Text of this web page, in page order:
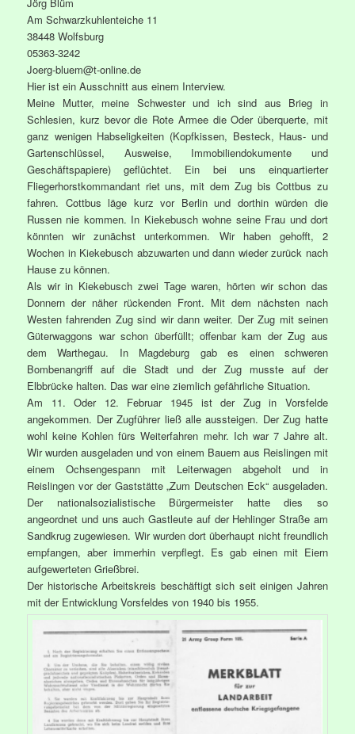
Am Schwarzkuhlenteiche 11
38448 Wolfsburg
05363-3242
Joerg-bluem@t-online.de
Hier ist ein Ausschnitt aus einem Interview.
Meine Mutter, meine Schwester und ich sind aus Brieg in
Schlesien, kurz bevor die Rote Armee die Oder überquerte, mit
ganz wenigen Habseligkeiten (Kopfkissen, Besteck, Haus- und
Gartenschlüssel, Ausweise, Immobiliendokumente und
Geschäftspapiere) geflüchtet. Ein bei uns einquartierter
Fliegerhorstkommandant riet uns, mit dem Zug bis Cottbus zu
fahren. Cottbus läge kurz vor Berlin und dorthin würden die
Russen nie kommen. In Kiekebusch wohne seine Frau und dort
könnten wir zunächst unterkommen. Wir haben gehofft, 2
Wochen in Kiekebusch abzuwarten und dann wieder zurück nach
Hause zu können.
Als wir in Kiekebusch zwei Tage waren, hörten wir schon das
Donnern der näher rückenden Front. Mit dem nächsten nach
Westen fahrenden Zug sind wir dann weiter. Der Zug mit seinen
Güterwaggons war schon überfüllt; offenbar kam der Zug aus
dem Warthegau. In Magdeburg gab es einen schweren
Bombenangriff auf die Stadt und der Zug musste auf der
Elbbrücke halten. Das war eine ziemlich gefährliche Situation.
Am 11. Oder 12. Februar 1945 ist der Zug in Vorsfelde
angekommen. Der Zugführer ließ alle aussteigen. Der Zug hatte
wohl keine Kohlen fürs Weiterfahren mehr. Ich war 7 Jahre alt.
Wir wurden ausgeladen und von einem Bauern aus Reislingen mit
einem Ochsengespann mit Leiterwagen abgeholt und in
Reislingen vor der Gaststätte „Zum Deutschen Eck“ ausgeladen.
Der nationalsozialistische Bürgermeister hatte dies so
angeordnet und uns auch Gastleute auf der Hehlinger Straße am
Sandkrug zugewiesen. Wir wurden dort überhaupt nicht freundlich
empfangen, aber immerhin verpflegt. Es gab einen mit Eiern
aufgewerteten Grießbrei.
Der historische Arbeitskreis beschäftigt sich seit einigen Jahren
mit der Entwicklung Vorsfeldes von 1940 bis 1955.